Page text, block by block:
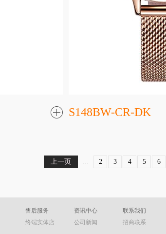
了
S148BW-CR-DK
上一页 ... 2 3 4 5 6
售后服务
终端实体店
资讯中心
公司新闻
联系我们
招商联系